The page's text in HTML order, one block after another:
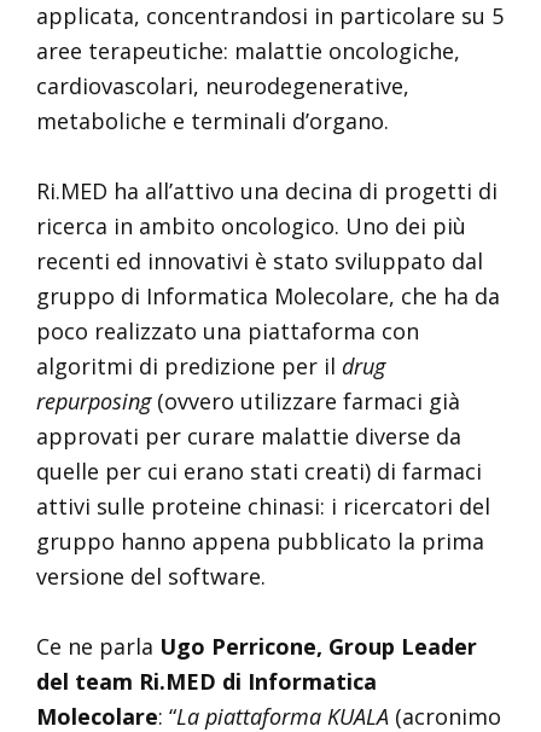
applicata, concentrandosi in particolare su 5
aree terapeutiche: malattie oncologiche,
cardiovascolari, neurodegenerative,
metaboliche e terminali d’organo.
Ri.MED ha all’attivo una decina di progetti di
ricerca in ambito oncologico. Uno dei più
recenti ed innovativi è stato sviluppato dal
gruppo di Informatica Molecolare, che ha da
poco realizzato una piattaforma con
algoritmi di predizione per il drug
repurposing(ovvero utilizzare farmaci già
approvati per curare malattie diverse da
quelle per cui erano stati creati) di farmaci
attivi sulle proteine chinasi: i ricercatori del
gruppo hanno appena pubblicato la prima
versione del software.
Ce ne parla Ugo Perricone, Group Leader
del team Ri.MED di Informatica
Molecolare: “La piattaforma KUALA (acronimo